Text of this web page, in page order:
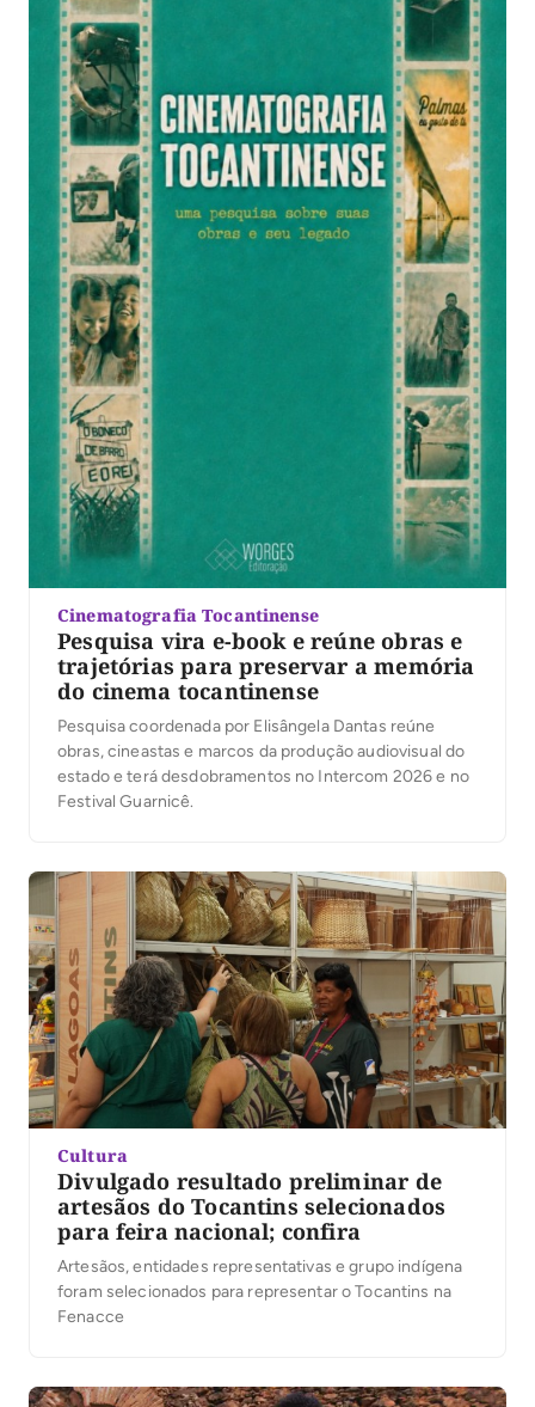
Cinematografia Tocantinense
Pesquisa vira e-book e reúne obras e
trajetórias para preservar a memória
do cinema tocantinense
Pesquisa coordenada por Elisângela Dantas reúne
obras, cineastas e marcos da produção audiovisual do
estado e terá desdobramentos no Intercom 2026 e no
Festival Guarnicê.
Cultura
Divulgado resultado preliminar de
artesãos do Tocantins selecionados
para feira nacional; confira
Artesãos, entidades representativas e grupo indígena
foram selecionados para representar o Tocantins na
Fenacce